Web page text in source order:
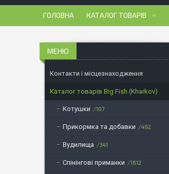
ГОЛОВНА КАТАЛОГ ТОВАРІВ
Контакти і місцезнаходження
Каталог товарів Big Fish (Kharkov)
Котушки 107
Прикормка та добавки 492
Вудилища 341
Спінінгові приманки 1612